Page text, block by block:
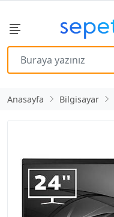
Anasayfa Bilgisayar